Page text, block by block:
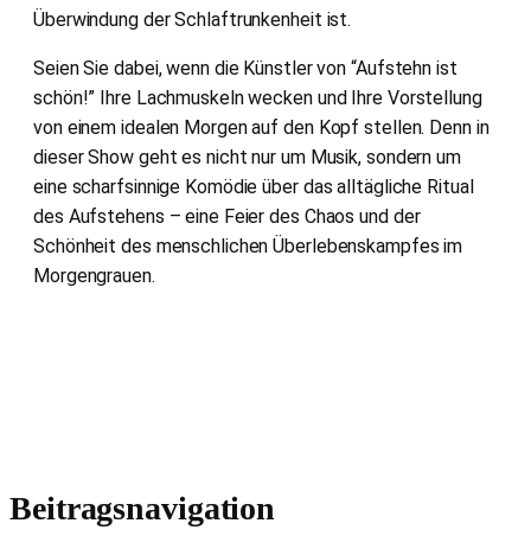
Überwindung der Schlaftrunkenheit ist.
Seien Sie dabei, wenn die Künstler von “Aufstehn ist
schön!” Ihre Lachmuskeln wecken und Ihre Vorstellung
von einem idealen Morgen auf den Kopf stellen. Denn in
dieser Show geht es nicht nur um Musik, sondern um
eine scharfsinnige Komödie über das alltägliche Ritual
des Aufstehens – eine Feier des Chaos und der
Schönheit des menschlichen Überlebenskampfes im
Morgengrauen.
Beitragsnavigation